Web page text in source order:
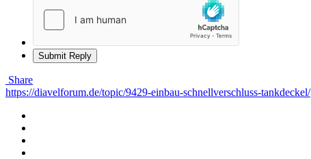
Submit Reply
Share
https://diavelforum.de/topic/9429-einbau-schnellverschluss-tankdeckel/